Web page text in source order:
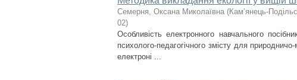
Семерня, Оксана Миколаївна (Кам’янець-
02)
Особливість електронного навчального
психолого-педагогічного змісту для
електроні ...